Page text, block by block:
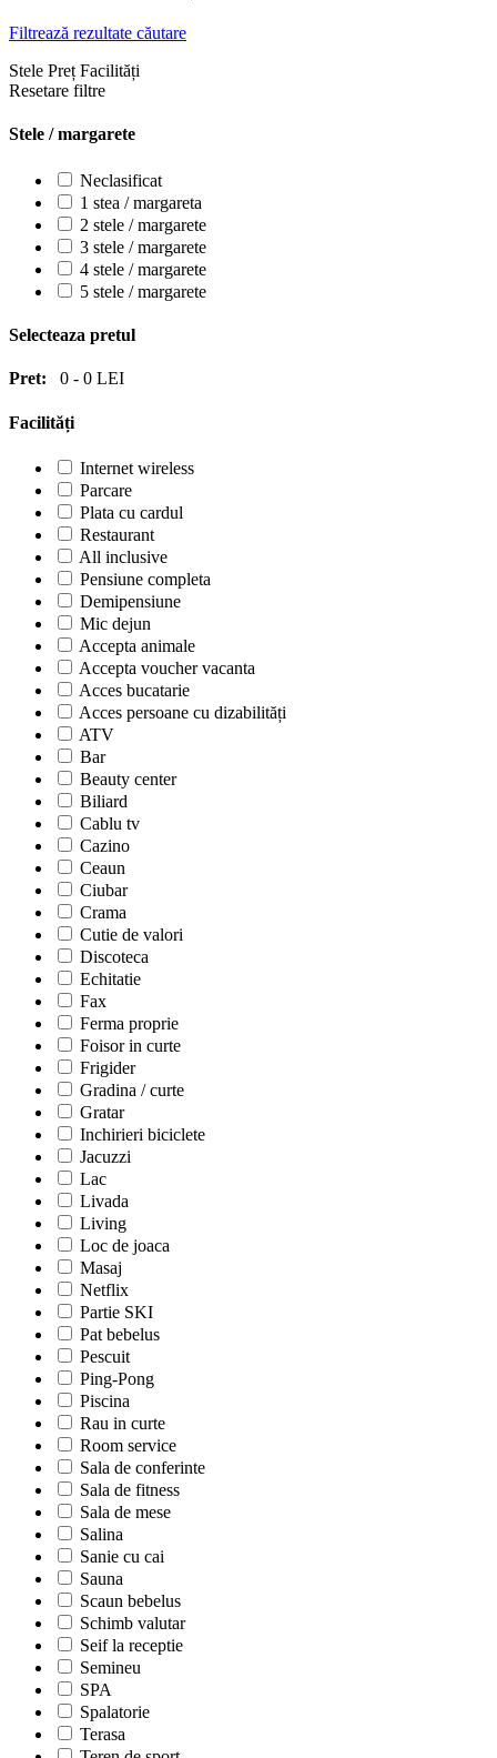
Filtrează rezultate căutare
Stele Preț Facilități
Resetare filtre
Stele / margarete
Neclasificat
1 stea / margareta
2 stele / margarete
3 stele / margarete
4 stele / margarete
5 stele / margarete
Selecteaza pretul
Pret: 0 - 0 LEI
Facilități
Internet wireless
Parcare
Plata cu cardul
Restaurant
All inclusive
Pensiune completa
Demipensiune
Mic dejun
Accepta animale
Accepta voucher vacanta
Acces bucatarie
Acces persoane cu dizabilități
ATV
Bar
Beauty center
Biliard
Cablu tv
Cazino
Ceaun
Ciubar
Crama
Cutie de valori
Discoteca
Echitatie
Fax
Ferma proprie
Foisor in curte
Frigider
Gradina / curte
Gratar
Inchirieri biciclete
Jacuzzi
Lac
Livada
Living
Loc de joaca
Masaj
Netflix
Partie SKI
Pat bebelus
Pescuit
Ping-Pong
Piscina
Rau in curte
Room service
Sala de conferinte
Sala de fitness
Sala de mese
Salina
Sanie cu cai
Sauna
Scaun bebelus
Schimb valutar
Seif la receptie
Semineu
SPA
Spalatorie
Terasa